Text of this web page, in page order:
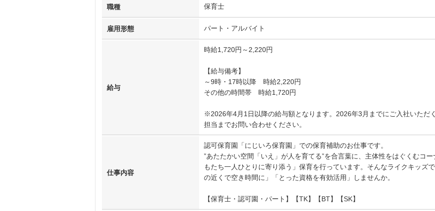
職種 保育士
雇用形態 パート・アルバイト
給与
時給1,720円～2,220円
【給与備考】
～9時・17時以降 時給2,220円
その他の時間帯 時給1,720円
※2026年4月1日以降の給与額となります。2026年3月までにご入社いただ
担当までお問い合わせください。
仕事内容
認可保育園「にじいろ保育園」での保育補助のお仕事です。
”あたたかい空間「いえ」が人を育てる”を合言葉に、主体性をはぐくむコ
もたち一人ひとりに寄り添う」保育を行っています。そんなライクキッズ
の近くで空き時間に」「とった資格を有効活用」しませんか。
【保育士・認可園・パート】【TK】【BT】【SK】